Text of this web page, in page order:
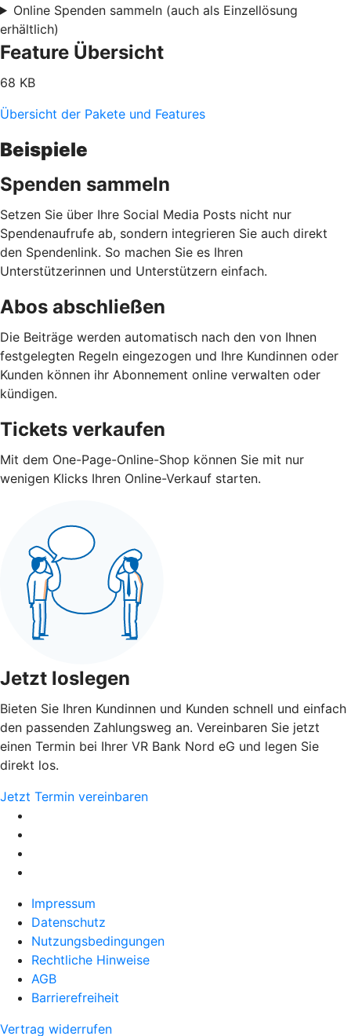
Online Spenden sammeln (auch als Einzellösung
erhältlich)
Feature Übersicht
68 KB
Übersicht der Pakete und Features
Beispiele
Spenden sammeln
Setzen Sie über Ihre Social Media Posts nicht nur
Spendenaufrufe ab, sondern integrieren Sie auch direkt
den Spendenlink. So machen Sie es Ihren
Unterstützerinnen und Unterstützern einfach.
Abos abschließen
Die Beiträge werden automatisch nach den von Ihnen
festgelegten Regeln eingezogen und Ihre Kundinnen oder
Kunden können ihr Abonnement online verwalten oder
kündigen.
Tickets verkaufen
Mit dem One-Page-Online-Shop können Sie mit nur
wenigen Klicks Ihren Online-Verkauf starten.
Jetzt loslegen
Bieten Sie Ihren Kundinnen und Kunden schnell und einfach
den passenden Zahlungsweg an. Vereinbaren Sie jetzt
einen Termin bei Ihrer VR Bank Nord eG und legen Sie
direkt los.
Jetzt Termin vereinbaren
Impressum
Datenschutz
Nutzungsbedingungen
Rechtliche Hinweise
AGB
Barrierefreiheit
Vertrag widerrufen